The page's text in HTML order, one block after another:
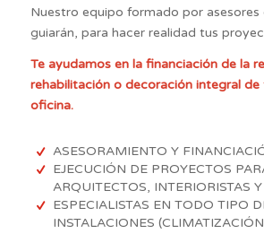
Nuestro equipo formado por
guiarán, para hacer realidad tus
Te ayudamos en la financiación de la
rehabilitación o decoración integral de
oficina.
ASESORAMIENTO Y
EJECUCIÓN DE PROYECTOS
ARQUITECTOS, INTERIORISTAS Y
ESPECIALISTAS EN TODO TIPO
INSTALACIONES